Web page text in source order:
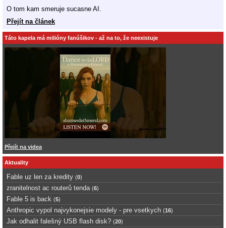
O tom kam smeruje sucasne AI.
Přejít na článek
Táto kapela má milióny fanúšikov - až na to, že neexistuje
Přejít na videa
Aktuality
Fable uz len za kredity (0)
zranitelnost ac routerů tenda (6)
Fable 5 is back (5)
Anthropic vypol najvykonejsie modely - pre vsetkych (16)
Jak odhalit falešný USB flash disk? (20)